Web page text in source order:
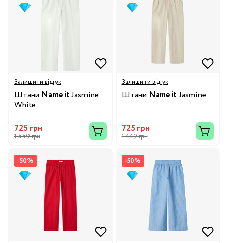
Залишити відгук
Штани Name it Jasmine
White
725 грн
1 449 грн
Залишити відгук
Штани Name it Jasmine
725 грн
1 449 грн
-50% -50%